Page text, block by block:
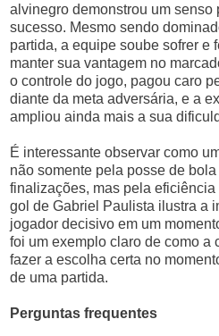
alvinegro demonstrou um
sucesso. Mesmo sendo
partida, a equipe soube sofrer e
manter sua vantagem no
o controle do jogo, pagou caro
diante da meta adversária, e a
ampliou ainda mais a sua
É interessante observar como
não somente pela posse de
finalizações, mas pela
gol de Gabriel Paulista ilustra a
jogador decisivo em um
foi um exemplo claro de como a
fazer a escolha certa no
de uma partida.
Perguntas frequentes